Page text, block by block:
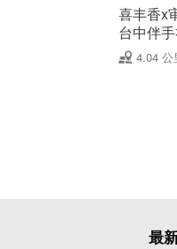
喜丰香x
台中伴
4.04 公
最